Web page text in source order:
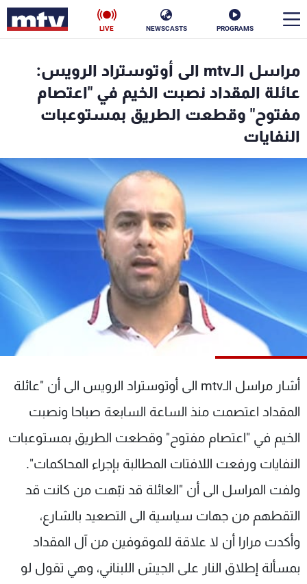
PROGRAMS
NEWSCASTS
LIVE
مراسل الـmtv الى أوتوستراد الرويس:
عائلة المقداد نصبت الخيم في "اعتصام
مفتوح" وقطعت الطريق بمستوعبات
النفايات
أشار مراسل الـmtv الى أوتوستراد الرويس الى أن "عائلة
المقداد اعتصمت منذ الساعة السابعة صباحا ونصبت
الخيم في "اعتصام مفتوح" وقطعت الطريق بمستوعبات
النفايات ورفعت اللافتات المطالبة بإجراء المحاكمات".
ولفت المراسل الى أن "العائلة قد نبّهت من كانت قد
التقطهم من جهات سياسية الى التصعيد بالشارع،
وأكدت مرارا أن لا علاقة للموقوفين من آل المقداد
بمسألة إطلاق النار على الجيش اللبناني، وهي تقول لو
الأخبار
سياسة ناس
إقتصاد فن
منوعات رياضة
كأس العالم
جدول البرامج
شاهد البرامج
الترددات
عن MTV
لاعلاناتكم
وظائف
شروط الإسـتخدام